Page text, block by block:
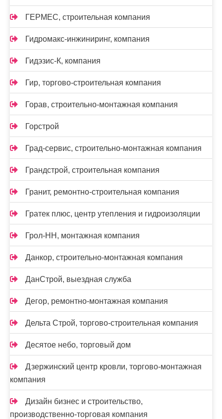
ГЕРМЕС, строительная компания
Гидромакс-инжиниринг, компания
Гидэзис-К, компания
Гир, торгово-строительная компания
Горав, строительно-монтажная компания
Горстрой
Град-сервис, строительно-монтажная компания
Грандстрой, строительная компания
Гранит, ремонтно-строительная компания
Гратек плюс, центр утепления и гидроизоляции
Грол-НН, монтажная компания
Данкор, строительно-монтажная компания
ДанСтрой, выездная служба
Дегор, ремонтно-монтажная компания
Дельта Строй, торгово-строительная компания
Десятое небо, торговый дом
Дзержинский центр кровли, торгово-монтажная
компания
Дизайн бизнес и строительство,
производственно-торговая компания